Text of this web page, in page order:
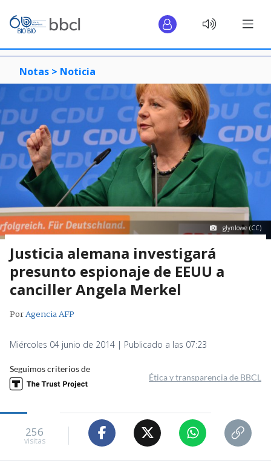
Notas > Noticia
glynlowe (CC)
Justicia alemana investigará
presunto espionaje de EEUU a
canciller Angela Merkel
PorAgencia AFP
Miércoles 04 junio de 2014 | Publicado a las 07:23
Seguimos criterios de
Ética y transparencia de BBCL
256
visitas